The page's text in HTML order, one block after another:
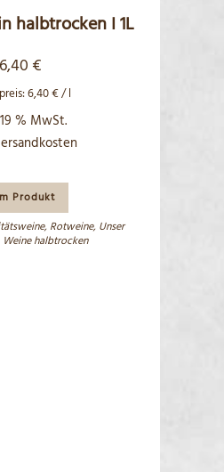
halbtrocken I 1L
6,40 €
6,40€/l
% MwSt.
Produkt
, Rotweine, Unser
Weine halbtrocken